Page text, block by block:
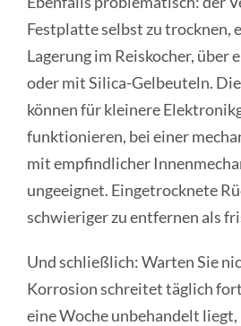
Festplatte selbst zu trocknen,
Lagerung im Reiskocher, über
oder mit Silica-Gelbeuteln.
können für kleinere
funktionieren, bei einer
mit empfindlicher
ungeeignet. Eingetrocknete
schwieriger zu entfernen als
Und schließlich: Warten Sie
Korrosion schreitet täglich
eine Woche unbehandelt